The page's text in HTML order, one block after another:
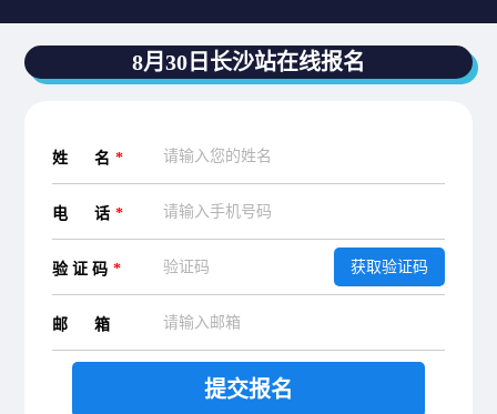
8月30日长沙站在线报名
姓 名 *
电 话 *
验 证 码 * 获取验证码
邮 箱
提交报名